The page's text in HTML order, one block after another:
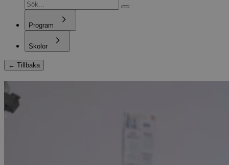
Program
Skolor
← Tillbaka